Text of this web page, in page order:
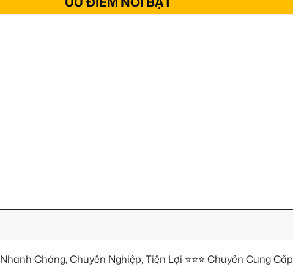
Nhanh Chóng, Chuyên Nghiệp, Tiện Lợi ⭐⭐⭐ Chuyên Cung Cấp